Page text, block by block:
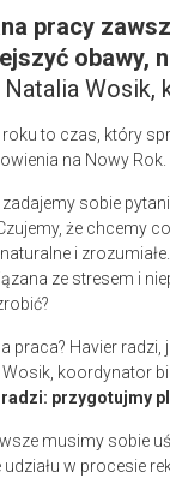
pracy
obawy,
Wosik,
to czas, który
na Nowy
sobie
że chcemy
i
ze stresem i
Wosik, koordynator
radzi: przygotujmy
musimy sobie
udziału w procesie